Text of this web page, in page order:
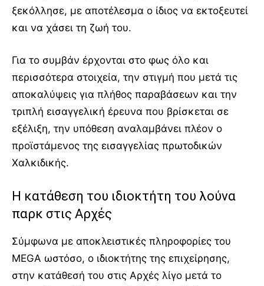
ξεκόλλησε, με αποτέλεσμα ο ίδιος να εκτοξευτεί
και να χάσει τη ζωή του.
Για το συμβάν έρχονται στο φως όλο και
περισσότερα στοιχεία, την στιγμή που μετά τις
αποκαλύψεις για πλήθος παραβάσεων και την
τριπλή εισαγγελική έρευνα που βρίσκεται σε
εξέλιξη, την υπόθεση αναλαμβάνει πλέον ο
προϊστάμενος της εισαγγελίας πρωτοδικών
Χαλκιδικής.
Η κατάθεση του ιδιοκτήτη του λούνα
παρκ στις Αρχές
Σύμφωνα με αποκλειστικές πληροφορίες του
MEGA ωστόσο, ο ιδιοκτήτης της επιχείρησης,
στην κατάθεσή του στις Αρχές λίγο μετά το